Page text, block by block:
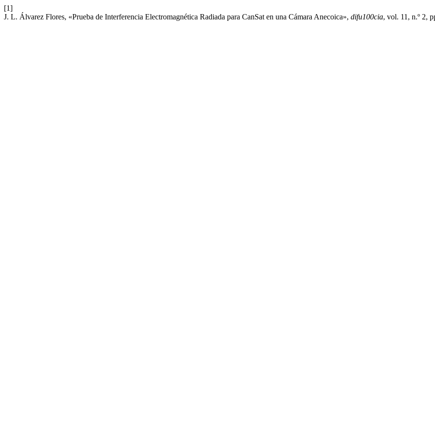
[1]
J. L. Álvarez Flores, «Prueba de Interferencia Electromagnética Radiada para CanSat en una Cámara Anecoica», difu100cia, vol. 11, n.º 2,